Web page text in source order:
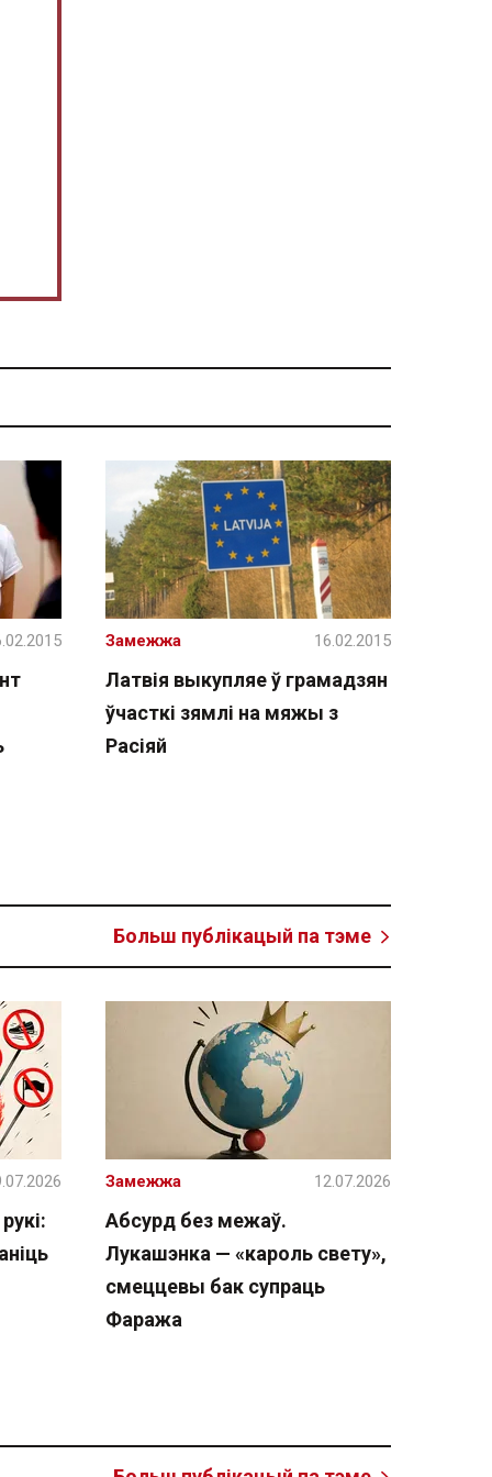
Латвія выкупляе ў грамадзян
ўчасткі зямлі на мяжы з
Расіяй
Замежжа 16.02.2015
Больш публікацый па тэме
Абсурд без межаў.
Лукашэнка — «кароль свету»,
смеццевы бак супраць
Фаража
Замежжа 12.07.2026